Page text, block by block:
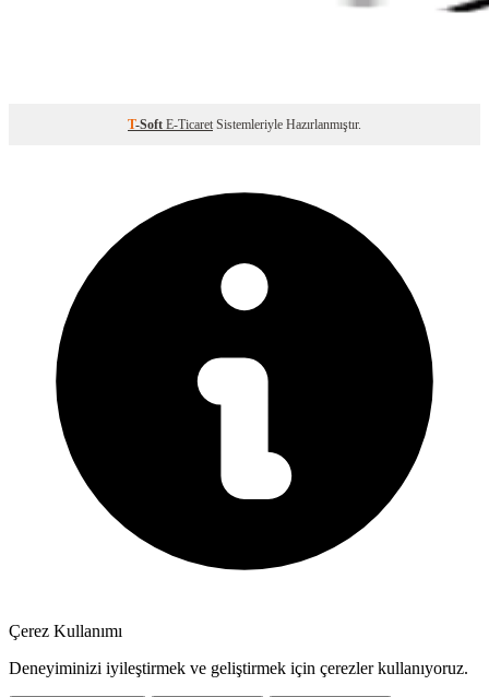
T-Soft E-Ticaret Sistemleriyle Hazırlanmıştır.
Çerez Kullanımı
Deneyiminizi iyileştirmek ve geliştirmek için çerezler kullanıyoruz.